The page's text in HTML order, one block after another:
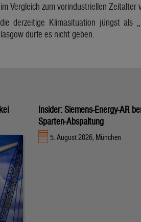
Vergleich zum vorindustriellen Zeitalter
derzeitige Klimasituation jüngst als
dürfe es nicht geben.
Insider: Siemens-Energy-AR
Sparten-Abspaltung
5. August 2026, München